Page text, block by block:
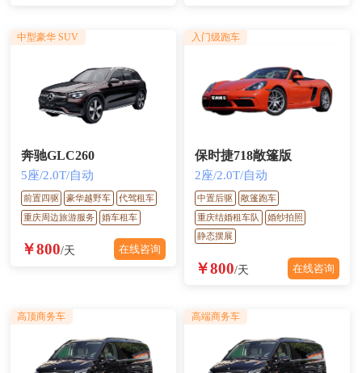
奔驰GLC260
5座/2.0T/自动
前置四驱 豪华越野车
代驾租车
重庆周边旅游服务
婚车租车
￥800/天 在线咨询
中型豪华 SUV
保时捷718敞篷版
2座/2.0T/自动
中置后驱
敞篷跑车
重庆结婚租车队
婚纱拍照
静态摆展
￥800/天 在线咨询
入门级跑车
高顶商务车 高端商务车